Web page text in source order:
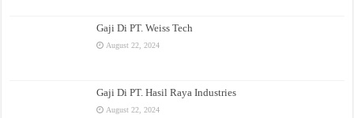
Gaji Di PT. Weiss Tech
August 22, 2024
Gaji Di PT. Hasil Raya Industries
August 22, 2024